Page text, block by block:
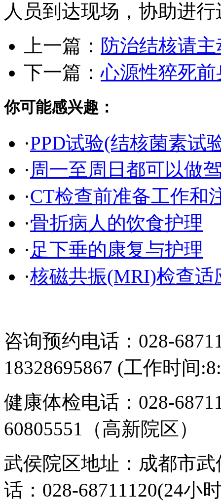
人员到达现场，协助进
上一篇： 防治结核请
下一篇：心源性猝死前
你可能感兴趣：
·PPD试验(结核菌素试
·周一至周日都可以做
·CT检查前准备工作和
·骨折病人的饮食护理
·足下垂的康复与护理
·核磁共振(MRI)检查适
咨询预约电话：028-
18328695867 (工作时间
健康体检电话：028-
60805551（高新院区）
武侯院区地址：成都市
话：028-68711120(24小